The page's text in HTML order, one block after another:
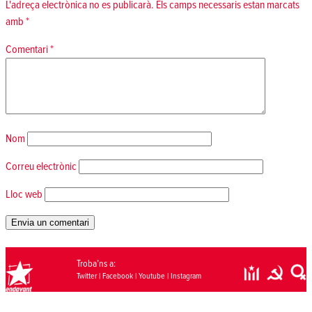
L'adreça electrònica no es publicarà. Els camps necessaris estan marcats
amb *
Comentari*
Nom
Correu electrònic
Lloc web
Troba’ns a:
Twitter| Facebook| Youtube| Instagram